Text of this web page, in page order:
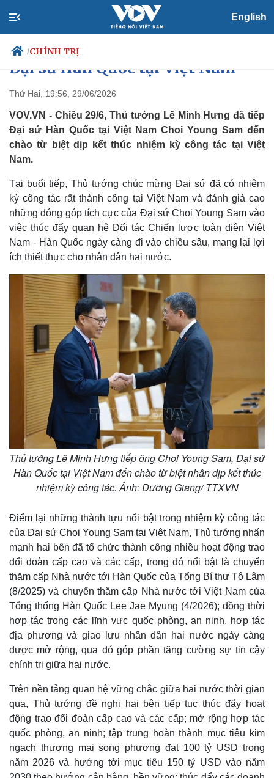
English
/CHÍNH TRỊ
Chính trị
Đảng
Tổ chức nhân sự
Quốc hội
Xã hội
Tin 24h
Dự báo thời tiết
Việc làm
Biển đảo
Thủ tướng Lê Minh Hưng tiếp
Đại sứ Hàn Quốc tại Việt Nam
Thứ Hai, 19:56, 29/06/2026
VOV.VN - Chiều 29/6, Thủ tướng Lê Minh Hưng đã tiếp
Đại sứ Hàn Quốc tại Việt Nam Choi Young Sam đến
chào từ biệt dịp kết thúc nhiệm kỳ công tác tại Việt
Nam.
Tại buổi tiếp, Thủ tướng chúc mừng Đại sứ đã có nhiệm
kỳ công tác rất thành công tại Việt Nam và đánh giá cao
những đóng góp tích cực của Đại sứ Choi Young Sam vào
việc thúc đẩy quan hệ Đối tác Chiến lược toàn diện Việt
Nam - Hàn Quốc ngày càng đi vào chiều sâu, mang lại lợi
ích thiết thực cho nhân dân hai nước.
Thủ tướng Lê Minh Hưng tiếp ông Choi Young Sam, Đại sứ
Hàn Quốc tại Việt Nam đến chào từ biệt nhân dịp kết thúc
nhiệm kỳ công tác. Ảnh: Dương Giang/ TTXVN
Điểm lại những thành tựu nổi bật trong nhiệm kỳ công tác
của Đại sứ Choi Young Sam tại Việt Nam, Thủ tướng nhấn
mạnh hai bên đã tổ chức thành công nhiều hoạt động trao
đổi đoàn cấp cao và các cấp, trong đó nổi bật là chuyến
thăm cấp Nhà nước tới Hàn Quốc của Tổng Bí thư Tô Lâm
(8/2025) và chuyến thăm cấp Nhà nước tới Việt Nam của
Tổng thống Hàn Quốc Lee Jae Myung (4/2026); đồng thời
hợp tác trong các lĩnh vực quốc phòng, an ninh, hợp tác
địa phương và giao lưu nhân dân hai nước ngày càng
được mở rộng, qua đó góp phần tăng cường sự tin cậy
chính trị giữa hai nước.
Trên nền tảng quan hệ vững chắc giữa hai nước thời gian
qua, Thủ tướng đề nghị hai bên tiếp tục thúc đẩy hoạt
động trao đổi đoàn cấp cao và các cấp; mở rộng hợp tác
quốc phòng, an ninh; tập trung hoàn thành mục tiêu kim
ngạch thương mại song phương đạt 100 tỷ USD trong
năm 2026 và hướng tới mục tiêu 150 tỷ USD vào năm